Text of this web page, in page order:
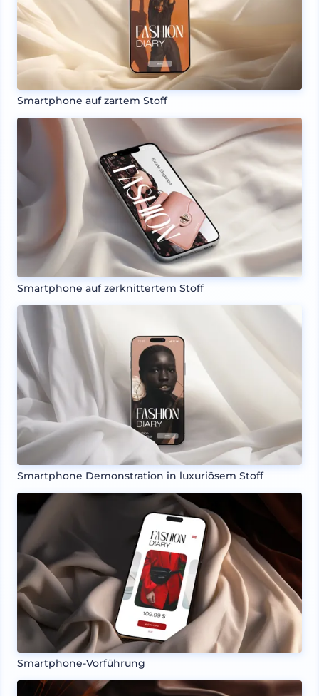
Smartphone auf zartem Stoff
Smartphone auf zerknittertem Stoff
Smartphone Demonstration in luxuriösem Stoff
Smartphone-Vorführung